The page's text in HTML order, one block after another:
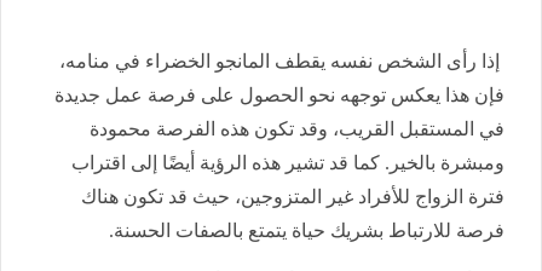
إذا رأى الشخص نفسه يقطف المانجو الخضراء في منامه،
فإن هذا يعكس توجهه نحو الحصول على فرصة عمل جديدة
في المستقبل القريب، وقد تكون هذه الفرصة محمودة
ومبشرة بالخير. كما قد تشير هذه الرؤية أيضًا إلى اقتراب
فترة الزواج للأفراد غير المتزوجين، حيث قد تكون هناك
فرصة للارتباط بشريك حياة يتمتع بالصفات الحسنة.